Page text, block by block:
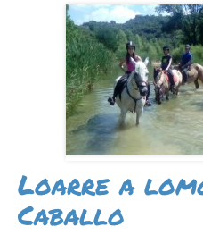
Loarre a
Caballo